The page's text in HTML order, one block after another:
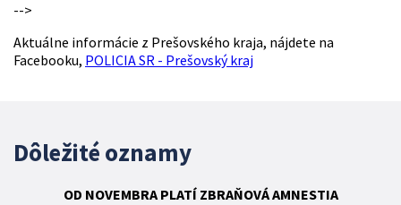
-->
Aktuálne informácie z Prešovského kraja, nájdete na
Facebooku, POLICIA SR - Prešovský kraj
Dôležité oznamy
OD NOVEMBRA PLATÍ ZBRAŇOVÁAMNESTIA